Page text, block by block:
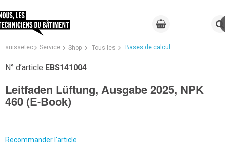
suissetec Service Shop Tous les Bases de calcul
N° d’article EBS141004
Leitfaden Lüftung, Ausgabe 2025, NPK
460 (E-Book)
Recommander l'article